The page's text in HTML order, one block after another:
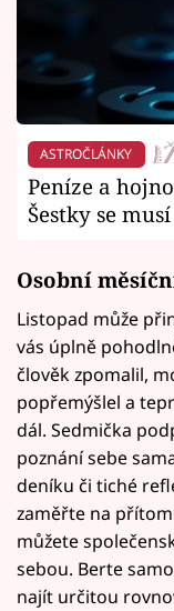
ASTROČLÁNKY
Peníze a
Šestky se
Osobní
Listopad může
vás úplně
člověk zpomalil,
popřemýšlel a
dál. Sedmička
poznání sebe
deníku či tiché
zaměřte na
můžete
sebou. Berte
najít určitou